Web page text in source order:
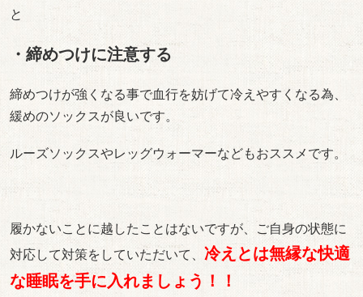
と
・締めつけに注意する
締めつけが強くなる事で血行を妨げて冷えやすくなる為、
緩めのソックスが良いです。
ルーズソックスやレッグウォーマーなどもおススメです。
履かないことに越したことはないですが、ご自身の状態に
対応して対策をしていただいて、 冷えとは無縁な快適
な睡眠を手に入れましょう！！